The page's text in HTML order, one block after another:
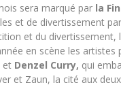
sera marqué par la
et de divertissement
et du divertissement,
en scène les artistes
et Denzel Curry, qui
et Zaun, la cité aux